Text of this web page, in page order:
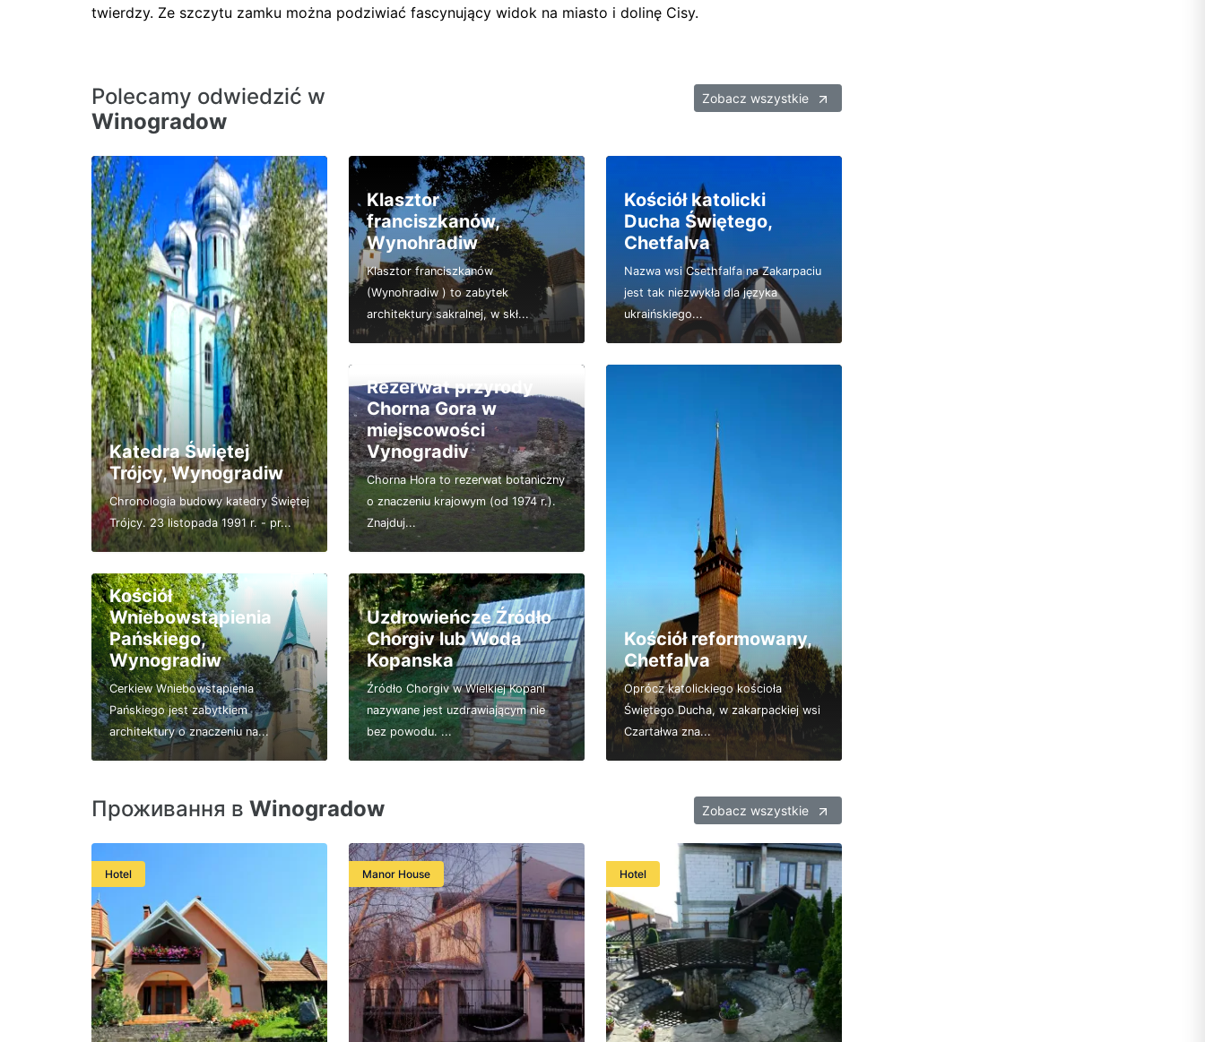
twierdzy. Ze szczytu zamku można podziwiać fascynujący widok na miasto i dolinę Cisy.
Polecamy odwiedzić w
Winogradow
Zobacz wszystkie
Katedra Świętej
Trójcy, Wynogradiw
Chronologia budowy katedry Świętej
Trójcy. 23 listopada 1991 r. - pr...
Kościół
Wniebowstąpienia
Pańskiego,
Wynogradiw
Cerkiew Wniebowstąpienia
Pańskiego jest zabytkiem
architektury o znaczeniu na...
Klasztor
franciszkanów,
Wynohradiw
Klasztor franciszkanów
(Wynohradiw ) to zabytek
architektury sakralnej, w skł...
Rezerwat przyrody
Chorna Gora w
miejscowości
Vynogradiv
Chorna Hora to rezerwat botaniczny
o znaczeniu krajowym (od 1974 r.).
Znajduj...
Uzdrowieńcze Źródło
Chorgiv lub Woda
Kopanska
Źródło Chorgiv w Wielkiej Kopani
nazywane jest uzdrawiającym nie
bez powodu. ...
Kościół katolicki
Ducha Świętego,
Chetfalva
Nazwa wsi Csethfalfa na Zakarpaciu
jest tak niezwykła dla języka
ukraińskiego...
Kościół reformowany,
Chetfalva
Oprócz katolickiego kościoła
Świętego Ducha, w zakarpackiej wsi
Czartałwa zna...
Проживання в Winogradow Zobacz wszystkie
Hotel Manor House Hotel